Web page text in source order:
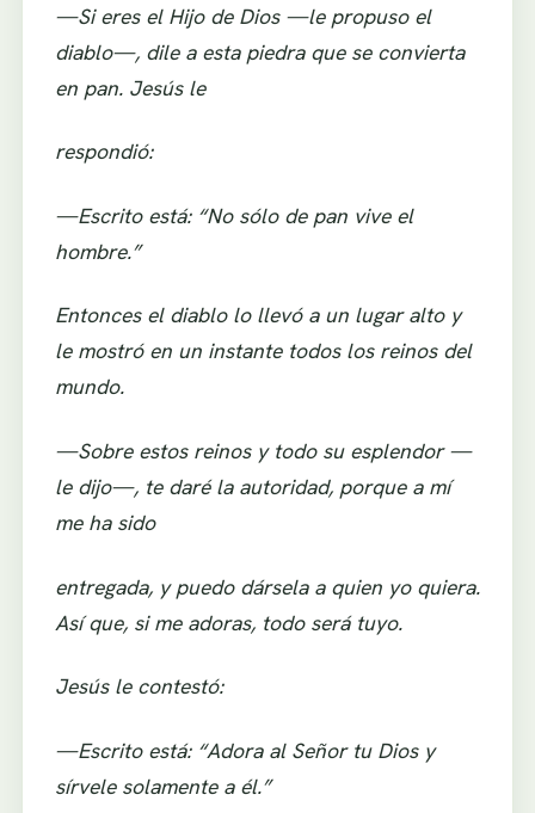
—Si eres el Hijo de Dios —le propuso el
diablo—, dile a esta piedra que se convierta
en pan. Jesús le
respondió:
—Escrito está: “No sólo de pan vive el
hombre.”
Entonces el diablo lo llevó a un lugar alto y
le mostró en un instante todos los reinos del
mundo.
—Sobre estos reinos y todo su esplendor —
le dijo—, te daré la autoridad, porque a mí
me ha sido
entregada, y puedo dársela a quien yo quiera.
Así que, si me adoras, todo será tuyo.
Jesús le contestó:
—Escrito está: “Adora al Señor tu Dios y
sírvele solamente a él.”